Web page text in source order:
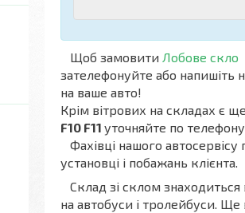
Щоб замовити Лобове скло
зателефонуйте або напишіть
на ваше авто!
Крім вітрових на складах є ще
F10 F11 уточняйте по
Фахівці нашого
установці і побажань клієнта.
Склад зі склом знаходиться
на автобуси і тролейбуси. Ще